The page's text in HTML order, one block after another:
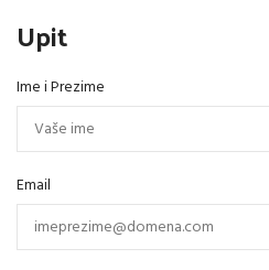
Upit
Ime i Prezime
Email